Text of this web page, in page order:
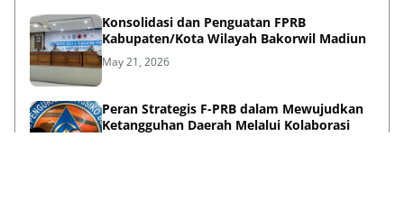
Konsolidasi dan Penguatan FPRB
Kabupaten/Kota Wilayah Bakorwil Madiun
May 21, 2026
Peran Strategis F-PRB dalam Mewujudkan
Ketangguhan Daerah Melalui Kolaborasi